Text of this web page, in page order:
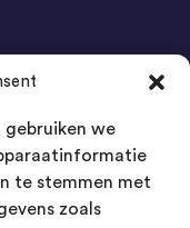
gebruiken we
te stemmen met
zoals